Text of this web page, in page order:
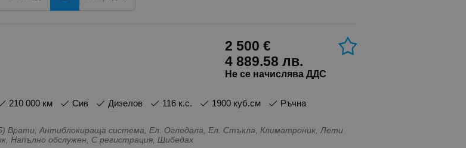
2 500 €
4 889.58 лв.
Не се начислява ДДС
210 000 км Сив Дизелов 116 к.с. 1900 куб.см
Ръчна
Врати, Антиблокираща система, Ел. Огледала, Ел. Стъкла, Климатроник, Лети
Напълно обслужен, С регистрация, Шибедах